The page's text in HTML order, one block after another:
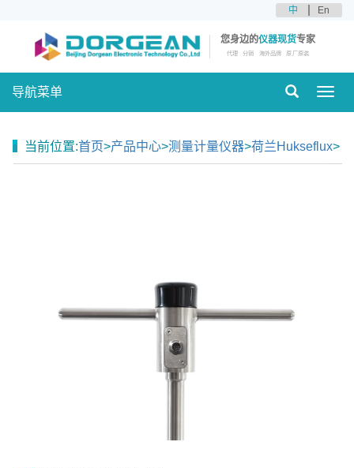
中 En
您身边的仪器现货专家
代理 分销 海外品牌 原厂原装
导航菜单
当前位置:首页>产品中心>测量计量仪器>荷兰Hukseflux>